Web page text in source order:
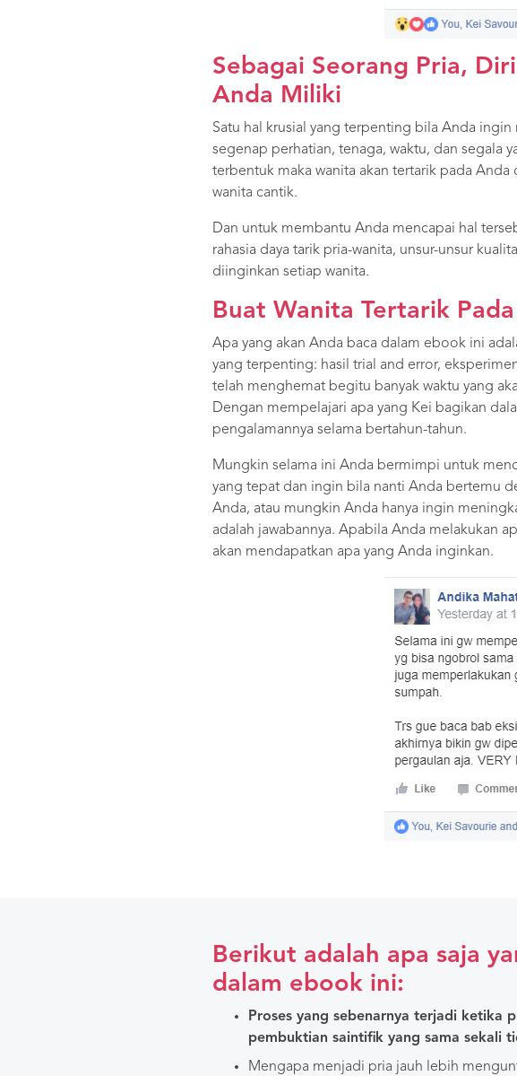
Sebagai Seorang Pria,
Anda Miliki
Satu hal krusial yang terpenting bila Anda
segenap perhatian, tenaga, waktu, dan segala
terbentuk maka wanita akan tertarik pada
wanita cantik.
Dan untuk membantu Anda mencapai hal
rahasia daya tarik pria-wanita, unsur-unsur
diinginkan setiap wanita.
Buat Wanita Tertarik
Apa yang akan Anda baca dalam ebook ini
yang terpenting: hasil trial and error,
telah menghemat begitu banyak waktu yang
Dengan mempelajari apa yang Kei bagikan
pengalamannya selama bertahun-tahun.
Mungkin selama ini Anda bermimpi untuk
yang tepat dan ingin bila nanti Anda bertemu
Anda, atau mungkin Anda hanya ingin
adalah jawabannya. Apabila Anda melakukan
akan mendapatkan apa yang Anda inginkan.
Berikut adalah apa saja
dalam ebook ini:
Proses yang sebenarnya terjadi ketika
pembuktian saintifik yang sama sekali
Mengapa menjadi pria jauh lebih